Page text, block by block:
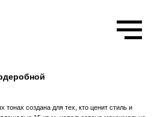
тех, кто ценит стиль и
использовано максимально
которое помогает